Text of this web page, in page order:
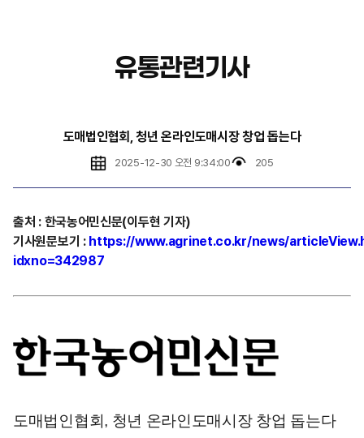
유통관련기사
도매법인협회, 청년 온라인도매시장 창업 돕는다
2025-12-30 오전 9:34:00 205
출처 : 한국농어민신문(이두현 기자)
기사원문보기 : https://www.agrinet.co.kr/news/
idxno=342987
도매법인협회, 청년 온라인도매시장 창업 돕는다